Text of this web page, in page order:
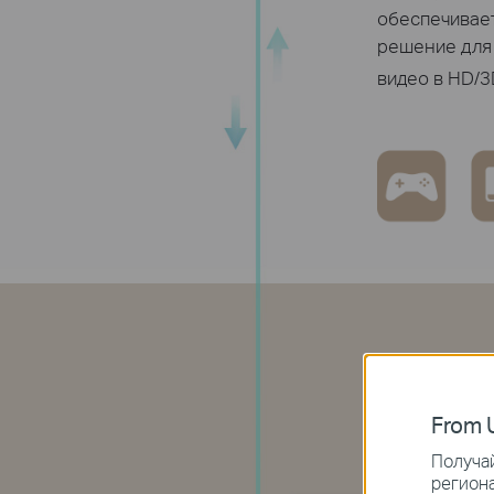
решение для
видео в HD/
From